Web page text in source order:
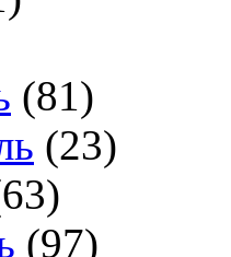
(81)
(23)
(97)